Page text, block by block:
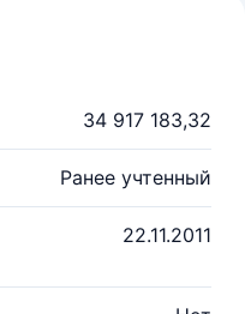
34 917 183,32
Ранее учтенный
22.11.2011